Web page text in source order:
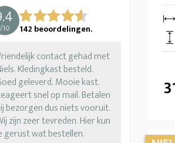
/10 142 beoordelingen.
contact gehad met
Kledingkast besteld.
geleverd. Mooie kast.
snel op mail. Betalen
bezorgen dus niets vooruit.
zijn zeer tevreden. Hier kun
gerust wat bestellen.